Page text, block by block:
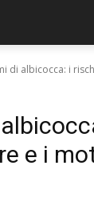
di albicocca: i
e i